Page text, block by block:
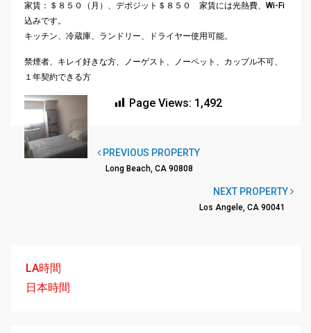
家賃：＄８５０（月）、デポジット＄８５０ 家賃には光熱費、Wi-Fi
込みです。
キッチン、冷蔵庫、ランドリー、ドライヤー使用可能。
禁煙者、キレイ好きな方、ノーゲスト、ノーペット、 カップル不可、
１年契約できる方
Page Views: 1,492
PREVIOUS PROPERTY
Long Beach, CA 90808
NEXT PROPERTY
Los Angele, CA 90041
LA時間
日本時間